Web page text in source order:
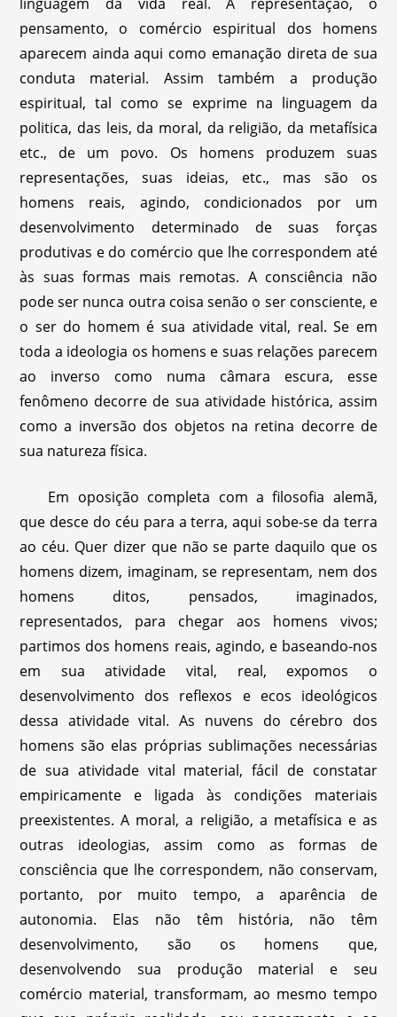
pensamento, o comércio espiritual dos homens
aparecem ainda aqui como emanação direta de sua
conduta material. Assim também a produção
espiritual, tal como se exprime na linguagem da
politica, das leis, da moral, da religião, da metafísica
etc., de um povo. Os homens produzem suas
representações, suas ideias, etc., mas são os
homens reais, agindo, condicionados por um
desenvolvimento determinado de suas forças
produtivas e do comércio que lhe correspondem até
às suas formas mais remotas. A consciência não
pode ser nunca outra coisa senão o ser consciente, e
o ser do homem é sua atividade vital, real. Se em
toda a ideologia os homens e suas relações parecem
ao inverso como numa câmara escura, esse
fenômeno decorre de sua atividade histórica, assim
como a inversão dos objetos na retina decorre de
sua natureza física.
Em oposição completa com a filosofia alemã,
que desce do céu para a terra, aqui sobe-se da terra
ao céu. Quer dizer que não se parte daquilo que os
homens dizem, imaginam, se representam, nem dos
homens ditos, pensados, imaginados,
representados, para chegar aos homens vivos;
partimos dos homens reais, agindo, e baseando-nos
em sua atividade vital, real, expomos o
desenvolvimento dos reflexos e ecos ideológicos
dessa atividade vital. As nuvens do cérebro dos
homens são elas próprias sublimações necessárias
de sua atividade vital material, fácil de constatar
empiricamente e ligada às condições materiais
preexistentes. A moral, a religião, a metafísica e as
outras ideologias, assim como as formas de
consciência que lhe correspondem, não conservam,
portanto, por muito tempo, a aparência de
autonomia. Elas não têm história, não têm
desenvolvimento, são os homens que,
desenvolvendo sua produção material e seu
comércio material, transformam, ao mesmo tempo